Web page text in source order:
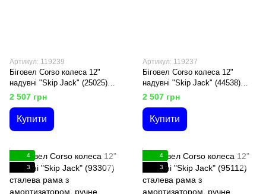
Артикул: 119239
Біговел Corso колеса 12"
надувні "Skip Jack" (25025)
сталева рама з
амортизатором, ручне гальмо,
підніжка
2 507 грн
Купити
Артикул: 119237
Біговел Corso колеса 12"
надувні "Skip Jack" (44538)
сталева рама з
амортизатором, ручне гальмо,
підніжка
2 507 грн
Купити
4
3
4
3